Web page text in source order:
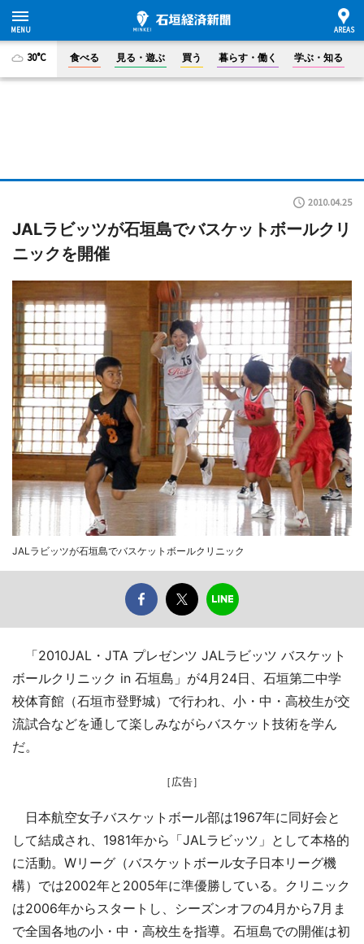
30°C 食べる 見る・遊ぶ 買う 暮らす・働く 学ぶ・知る
2010.04.25
JALラビッツが石垣島でバスケットボールクリ
ニックを開催
JALラビッツが石垣島でバスケットボールクリニック
「2010JAL・JTA プレゼンツ JALラビッツ バスケット
ボールクリニック in 石垣島」が4月24日、石垣第二中学
校体育館（石垣市登野城）で行われ、小・中・高校生が交
流試合などを通して楽しみながらバスケット技術を学ん
だ。
［広告］
日本航空女子バスケットボール部は1967年に同好会と
して結成され、1981年から「JALラビッツ」として本格的
に活動。Wリーグ（バスケットボール女子日本リーグ機
構）では2002年と2005年に準優勝している。クリニック
は2006年からスタートし、シーズンオフの4月から7月ま
で全国各地の小・中・高校生を指導。石垣島での開催は初